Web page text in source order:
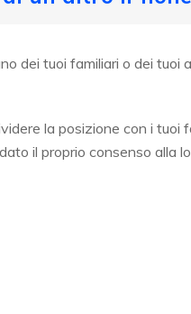
dei tuoi familiari o dei tuoi
la posizione con i tuoi
il proprio consenso alla